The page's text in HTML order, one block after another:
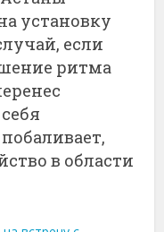
установку
если
ритма
в области